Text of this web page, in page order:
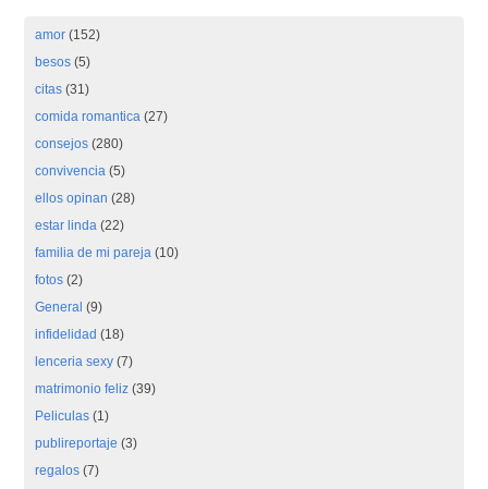
amor (152)
besos (5)
citas (31)
comida romantica (27)
consejos (280)
convivencia (5)
ellos opinan (28)
estar linda (22)
familia de mi pareja (10)
fotos (2)
General (9)
infidelidad (18)
lenceria sexy (7)
matrimonio feliz (39)
Peliculas (1)
publireportaje (3)
regalos (7)